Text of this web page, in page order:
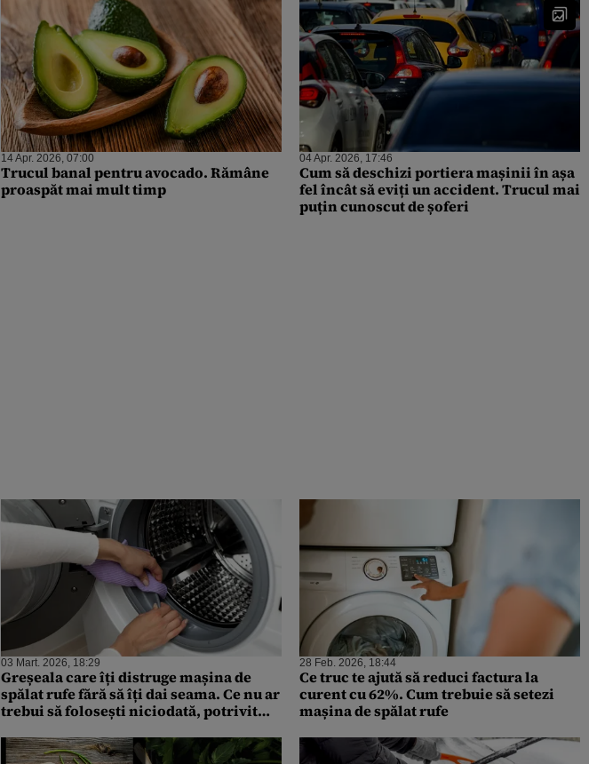
14 Apr. 2026, 07:00
Trucul banal pentru avocado. Rămâne
proaspăt mai mult timp
04 Apr. 2026, 17:46
Cum să deschizi portiera mașinii în așa
fel încât să eviți un accident. Trucul mai
puțin cunoscut de șoferi
03 Mart. 2026, 18:29
Greșeala care îți distruge mașina de
spălat rufe fără să îți dai seama. Ce nu ar
trebui să folosești niciodată, potrivit
28 Feb. 2026, 18:44
Ce truc te ajută să reduci factura la
curent cu 62%. Cum trebuie să setezi
mașina de spălat rufe